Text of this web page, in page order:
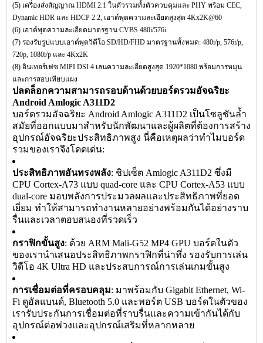
(5) เครื่องส่งสัญญาณ HDMI 2.1 ในตัวรวมทั้งตัวควบคุมและ PHY พร้อม CEC,
Dynamic HDR และ HDCP 2.2, เอาต์พุตความละเอียดสูงสุด 4Kx2K@60
(6) เอาต์พุตความละเอียดมาตรฐาน CVBS 480i/576i
(7) รองรับรูปแบบเอาต์พุตวิดีโอ SD/HD/FHD มาตรฐานทั้งหมด: 480i/p, 576i/p,
720p, 1080i/p และ 4Kx2K
(8) อินเทอร์เฟซ MIPI DSI 4 เลนความละเอียดสูงสุด 1920*1080 พร้อมการหมุน
และการสอบเทียบแผง
ปลดล็อกความสามารถรอบด้านด้วยบอร์ดรวมอัจฉริยะ
Android Amlogic A311D2
บอร์ดรวมอัจฉริยะ Android Amlogic A311D2 เป็นโซลูชันล้ำ
สมัยที่ออกแบบมาสำหรับนักพัฒนาและผู้ผลิตที่ต้องการสร้าง
อุปกรณ์อัจฉริยะประสิทธิภาพสูง นี่คือเหตุผลว่าทำไมบอร์ด
รวมของเราจึงโดดเด่น:
ประสิทธิภาพอันทรงพลัง: ชิปเซ็ต Amlogic A311D2 ซึ่งมี
CPU Cortex-A73 แบบ quad-core และ CPU Cortex-A53 แบบ
dual-core มอบพลังการประมวลผลและประสิทธิภาพที่ยอด
เยี่ยม ทำให้สามารถทำงานหลายอย่างพร้อมกันได้อย่างราบ
รื่นและเวลาตอบสนองที่รวดเร็ว
กราฟิกขั้นสูง: ด้วย ARM Mali-G52 MP4 GPU บอร์ดในตัว
ของเรานำเสนอประสิทธิภาพกราฟิกที่น่าทึ่ง รองรับการเล่น
วิดีโอ 4K Ultra HD และประสบการณ์การเล่นเกมขั้นสูง
การเชื่อมต่อที่ครอบคลุม: มาพร้อมกับ Gigabit Ethernet, Wi-
Fi ดูอัลแบนด์, Bluetooth 5.0 และพอร์ต USB บอร์ดในตัวของ
เรารับประกันการเชื่อมต่อที่ราบรื่นและความเข้ากันได้กับ
อุปกรณ์ต่อพ่วงและอุปกรณ์เสริมที่หลากหลาย